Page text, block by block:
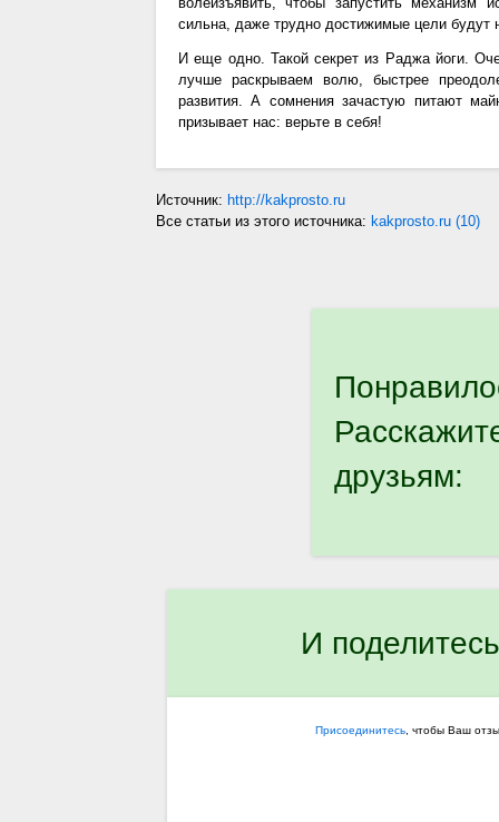
сильна, даже трудно достижимые цели будут
И еще одно. Такой секрет из Раджа йоги.
лучше раскрываем волю, быстрее
развития. А сомнения зачастую питают
призывает нас: верьте в себя!
Источник: http://kakprosto.ru
Все статьи из этого источника: kakprosto.ru (10)
друзьям:
И
Присоединитесь , чтобы Ваш